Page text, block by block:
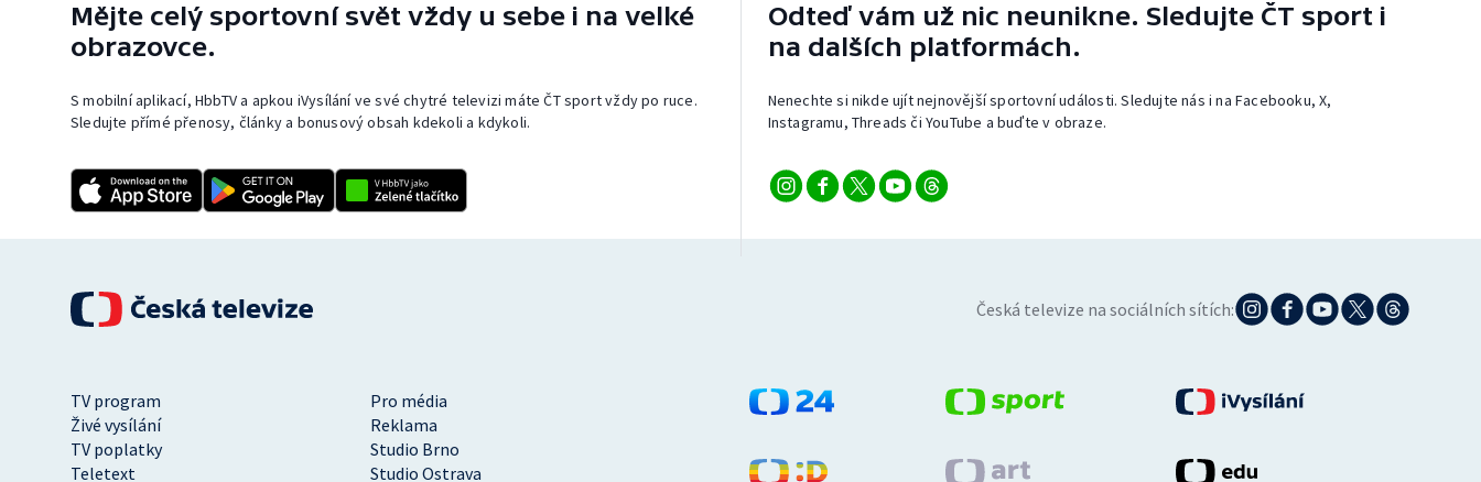
Mějte celý sportovní svět vždy u sebe i na velké
obrazovce.
S mobilní aplikací, HbbTV a apkou iVysílání ve své chytré televizi máte ČT sport vždy po ruce.
Sledujte přímé přenosy, články a bonusový obsah kdekoli a kdykoli.
Odteď vám už nic neunikne. Sledujte ČT sport i
na dalších platformách.
Nenechte si nikde ujít nejnovější sportovní události. Sledujte nás i na Facebooku, X,
Instagramu, Threads či YouTube a buďte v obraze.
Česká televize na sociálních sítích:
TV program
Pro média
Živé vysílání
Reklama
TV poplatky
Studio Brno
Teletext
Studio Ostrava